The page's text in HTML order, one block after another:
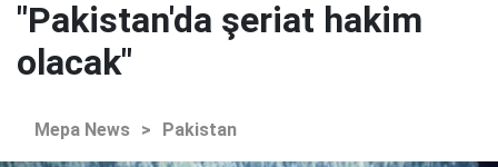
"Pakistan'da şeriat hakim
olacak"
Mepa News > Pakistan